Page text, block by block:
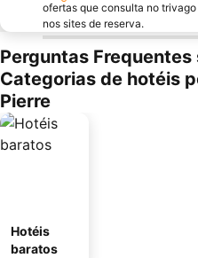
ofertas que consulta no
nos sites de reserva.
Perguntas
Categorias de hotéis
Pierre
Hotéis
baratos